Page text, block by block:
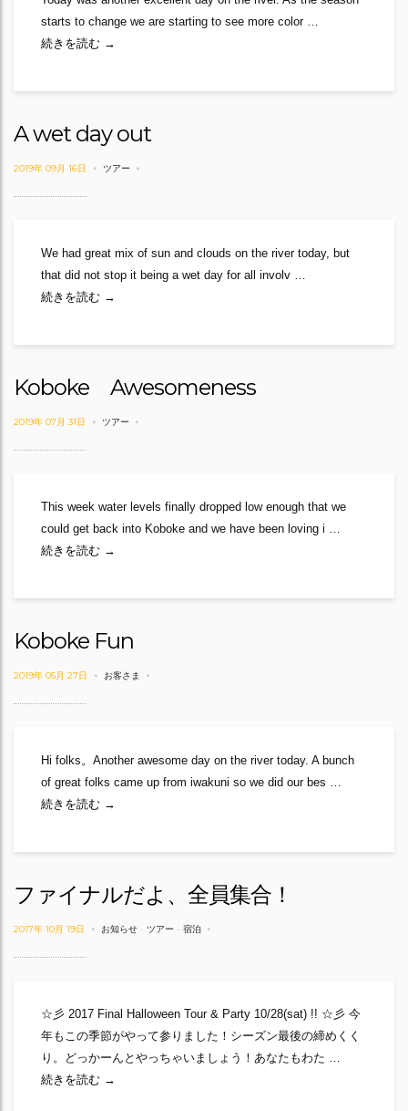
starts to change we are starting to see more color …
続きを読む Experiencing Oboke
→
A wet day out
2019年 09月 16日 ツアー
We had great mix of sun and clouds on the river today, but
that did not stop it being a wet day for all involv …
続きを読む A wet day out
→
Koboke Awesomeness
2019年 07月 31日 ツアー
This week water levels finally dropped low enough that we
could get back into Koboke and we have been loving i …
続きを読む Koboke Awesomeness
→
Koboke Fun
2019年 05月 27日 お客さま
Hi folks。Another awesome day on the river today. A bunch
of great folks came up from iwakuni so we did our bes …
続きを読む Koboke Fun
→
ファイナルだよ、全員集合！
2017年 10月 19日 お知らせ - ツアー - 宿泊
☆彡 2017 Final Halloween Tour & Party 10/28(sat) !! ☆彡 今
年もこの季節がやって参りました！シーズン最後の締めくく
り。どっかーんとやっちゃいましょう！あなたもわた …
続きを読む ファイナルだよ、全員集合！
→